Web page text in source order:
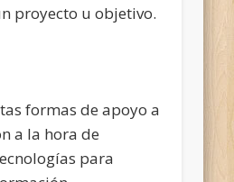
proyecto u objetivo.
formas de apoyo a
a la hora de
para